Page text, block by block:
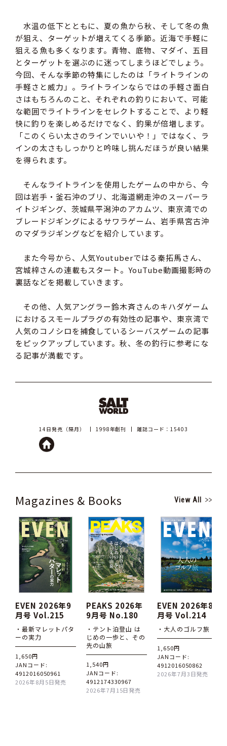
水温の低下とともに、夏の魚から秋、そして冬の魚
が狙え、ターゲットが増えてくる季節。近海で手軽に
狙える魚も多くなります。青物、底物、マダイ、五目
とターゲットを選ぶのに迷ってしまうほどでしょう。
今回、そんな季節の特集にしたのは「ライトラインの
手軽さと威力」。ライトラインならではの手軽さ面白
さはもちろんのこと、それぞれの釣りにおいて、可能
な範囲でライトラインをセレクトすることで、より軽
快に釣りを楽しめるだけでなく、釣果が倍増します。
「このくらい太さのラインでいいや！」ではなく、ラ
インの太さもしっかりと吟味し挑んだほうが良い結果
を得られます。
そんなライトラインを使用したゲームの中から、今
回は岩手・釜石沖のブリ、北海道網走沖のスーパーラ
イトジギング、茨城県平潟沖のアカムツ、東京湾での
ブレードジギングによるサワラゲーム、岩手県宮古沖
のマダラジギングなどを紹介しています。
また今号から、人気Youtuberではる秦拓馬さん、
宮城梓さんの連載もスタート。YouTube動画撮影時の
裏話などを掲載していきます。
その他、人気アングラー鈴木斉さんのキハダゲーム
におけるスモールプラグの有効性の記事や、東京湾で
人気のコノシロを捕食しているシーバスゲームの記事
をピックアップしています。秋、冬の釣行に参考にな
る記事が満載です。
14日発売（隔月） 1998年創刊 雑誌コード：15403
Magazines & Books View All
EVEN 2026年9
月号 Vol.215
・最新マレットパタ
ーの実力
1,650円
JANコード:
4912016050961
2026年8月5日発売
PEAKS 2026年
9月号 No.180
・テント泊登山 は
じめの一歩と、その
先の山旅
1,540円
JANコード:
4912174330967
2026年7月15日発売
EVEN 2026年8
月号 Vol.214
・大人のゴルフ旅
1,650円
JANコード:
4912016050862
2026年7月3日発売